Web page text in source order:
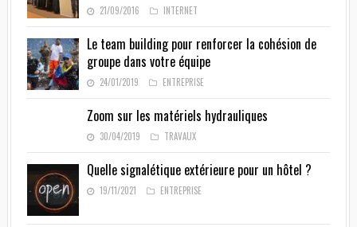
21/09/2016 INTERNET
Le team building pour renforcer la cohésion de
groupe dans votre équipe
24/01/2019 ENTREPRISE
Zoom sur les matériels hydrauliques
30/04/2019 TRAVAUX
Quelle signalétique extérieure pour un hôtel ?
19/11/2021 ENTREPRISE